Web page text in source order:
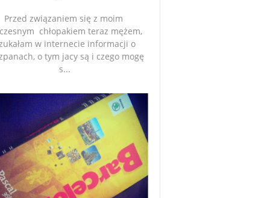
Przed związaniem się z moim
chłopakiem teraz mężem,
w internecie informacji o
o tym jacy są i czego mogę
s...